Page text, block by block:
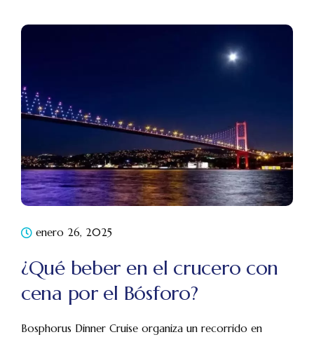
enero 26, 2025
¿Qué beber en el crucero con
cena por el Bósforo?
Bosphorus Dinner Cruise organiza un recorrido en